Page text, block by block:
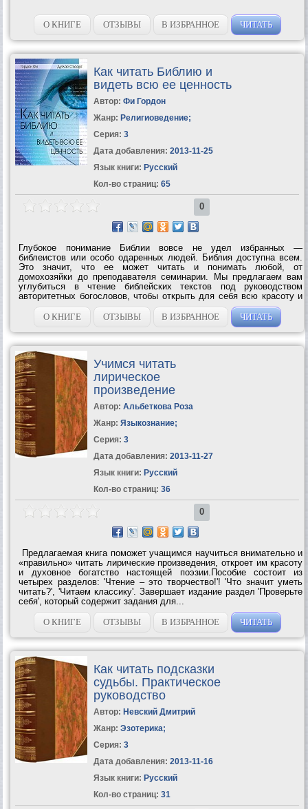
О КНИГЕ ОТЗЫВЫ В ИЗБРАННОЕ ЧИТАТЬ
Как читать Библию и
видеть всю ее ценность
Автор: Фи Гордон
Жанр: Религиоведение;
Серия: 3
Дата добавления: 2013-11-25
Язык книги: Русский
Кол-во страниц: 65
0
Глубокое понимание Библии вовсе не удел избранных —
библеистов или особо одаренных людей. Библия доступна всем.
Это значит, что ее может читать и понимать любой, от
домохозяйки до преподавателя семинарии. Мы предлагаем вам
углубиться в чтение библейских текстов под руководством
авторитетных богословов, чтобы открыть для себя всю красоту и
ценность Писания и увидеть, как оно связано с вашей жизнью в 21
веке. Свыше полумиллиона...
О КНИГЕ ОТЗЫВЫ В ИЗБРАННОЕ ЧИТАТЬ
Учимся читать
лирическое
произведение
Автор: Альбеткова Роза
Жанр: Языкознание;
Серия: 3
Дата добавления: 2013-11-27
Язык книги: Русский
Кол-во страниц: 36
0
Предлагаемая книга поможет учащимся научиться внимательно и
«правильно» читать лирические произведения, откроет им красоту
и духовное богатство настоящей поэзии.Пособие состоит из
четырех разделов: 'Чтение – это творчество!'! 'Что значит уметь
читать?', 'Читаем классику'. Завершает издание раздел 'Проверьте
себя', который содержит задания для...
О КНИГЕ
ОТЗЫВЫ В ИЗБРАННОЕ ЧИТАТЬ
Как читать подсказки
судьбы. Практическое
руководство
Автор: Невский Дмитрий
Жанр: Эзотерика;
Серия: 3
Дата добавления: 2013-11-16
Язык книги: Русский
Кол-во страниц: 31